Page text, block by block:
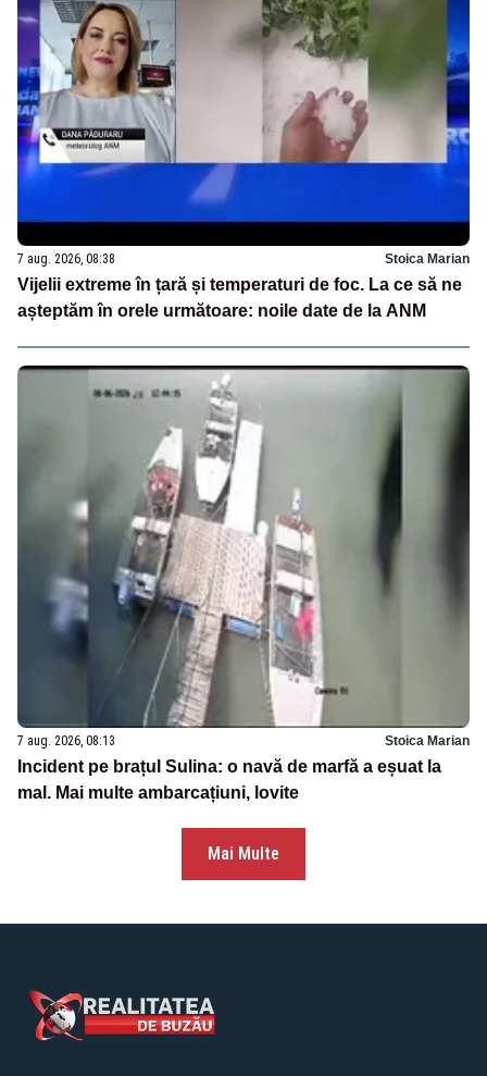
7 aug. 2026, 08:38 Stoica Marian
Vijelii extreme în țară și temperaturi de foc. La ce să ne
așteptăm în orele următoare: noile date de la ANM
7 aug. 2026, 08:13 Stoica Marian
Incident pe brațul Sulina: o navă de marfă a eșuat la
mal. Mai multe ambarcațiuni, lovite
Mai Multe